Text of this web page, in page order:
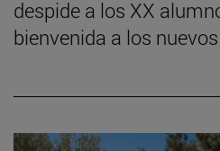
despide a los XX
bienvenida a los